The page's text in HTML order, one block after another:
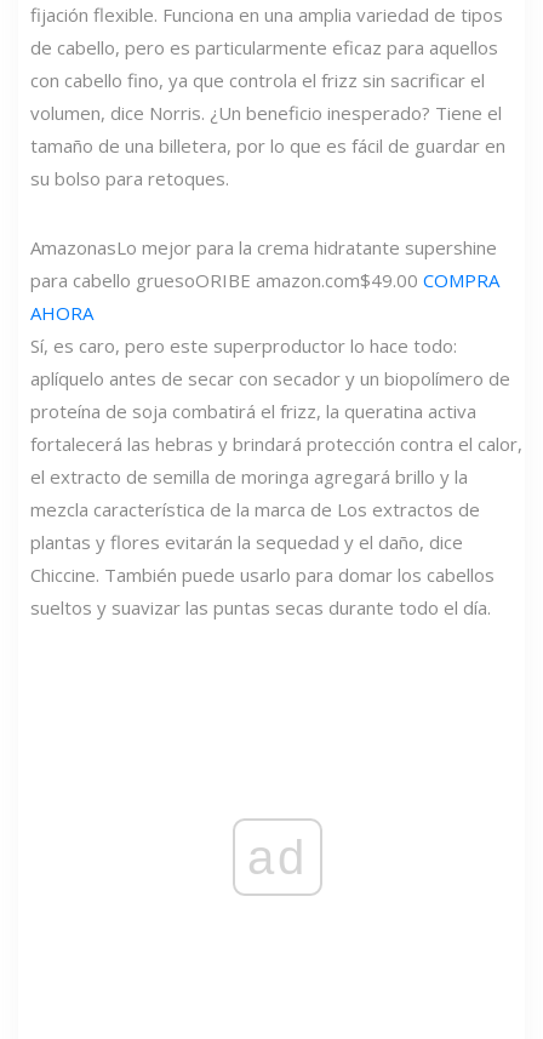
fijación flexible. Funciona en una amplia variedad de tipos
de cabello, pero es particularmente eficaz para aquellos
con cabello fino, ya que controla el frizz sin sacrificar el
volumen, dice Norris. ¿Un beneficio inesperado? Tiene el
tamaño de una billetera, por lo que es fácil de guardar en
su bolso para retoques.
AmazonasLo mejor para la crema hidratante supershine
para cabello gruesoORIBE amazon.com$49.00 COMPRA
AHORA
Sí, es caro, pero este superproductor lo hace todo:
aplíquelo antes de secar con secador y un biopolímero de
proteína de soja combatirá el frizz, la queratina activa
fortalecerá las hebras y brindará protección contra el calor,
el extracto de semilla de moringa agregará brillo y la
mezcla característica de la marca de Los extractos de
plantas y flores evitarán la sequedad y el daño, dice
Chiccine. También puede usarlo para domar los cabellos
sueltos y suavizar las puntas secas durante todo el día.
ad